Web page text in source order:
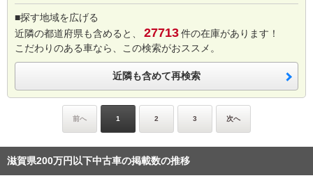
■探す地域を広げる
近隣の都道府県も含めると、
27713件の在庫があります！
こだわりのある車なら、この検索がおススメ。
近隣も含めて再検索
前へ 1 2 3 次へ
滋賀県200万円以下中古車の掲載数の推移